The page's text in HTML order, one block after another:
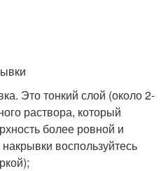
Это тонкий слой (около 2-
раствора, который
более ровной и
воспользуйтесь